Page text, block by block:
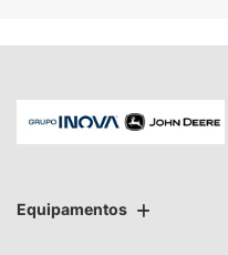
Equipamentos